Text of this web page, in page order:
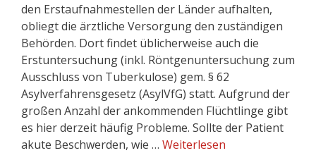
den Erstaufnahmestellen der Länder aufhalten,
obliegt die ärztliche Versorgung den zuständigen
Behörden. Dort findet üblicherweise auch die
Erstuntersuchung (inkl. Röntgenuntersuchung zum
Ausschluss von Tuberkulose) gem. § 62
Asylverfahrensgesetz (AsylVfG) statt. Aufgrund der
großen Anzahl der ankommenden Flüchtlinge gibt
es hier derzeit häufig Probleme. Sollte der Patient
akute Beschwerden, wie … Weiterlesen